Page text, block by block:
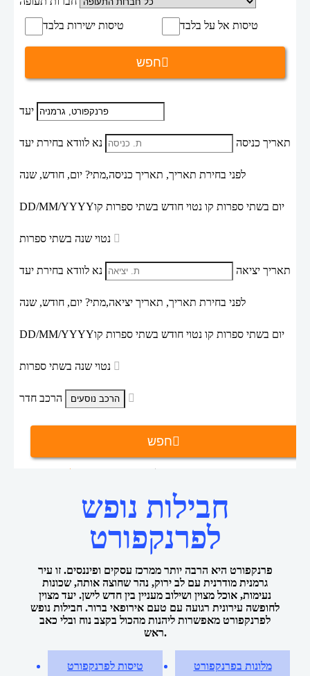
חפש
טיסות ישירות בלבד טיסות אל על בלבד
יעד
תאריך כניסה נא לוודא בחירת יעד
לפני בחירת תאריך, תאריך כניסה,מתי? יום, חודש, שנה
DD/MM/YYYYיום בשתי ספרות קו נטוי חודש בשתי ספרות קו
תאריך יציאה נא לוודא בחירת יעד
לפני בחירת תאריך, תאריך יציאה,מתי? יום, חודש, שנה
DD/MM/YYYYיום בשתי ספרות קו נטוי חודש בשתי ספרות קו
הרכב חדר
חפש
דף הבית חבילות נופש דילים לפרנקפורט
חבילות נופש
לפרנקפורט
פרנקפורט היא הרבה יותר ממרכז עסקים ופיננסים. זו עיר
גרמנית מודרנית עם לב ירוק, נהר שחוצה אותה, שכונות
נעימות, אוכל מצוין ושילוב מעניין בין חדש לישן. יעד מצוין
לחופשה עירונית רגועה עם טעם אירופאי ברור. חבילות נופש
לפרנקפורט מאפשרות ליהנות מהכול בקצב נוח ובלי כאב
ראש.
טיסות לפרנקפורט מלונות בפרנקפורט